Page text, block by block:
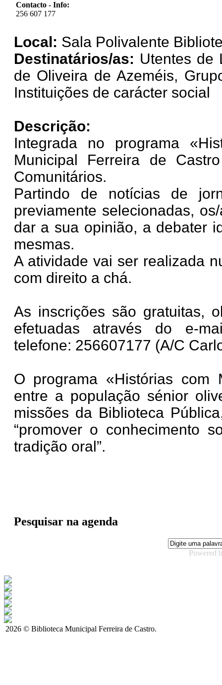
Contacto - Info:
256 607 177
Local: Sala Polivalente
Destinatários/as: Utentes de
de Oliveira de Azeméis,
Instituições de carácter social
Descrição:
Integrada no programa
Municipal Ferreira de
Comunitários.
Partindo de notícias de
previamente selecionadas,
dar a sua opinião, a debater
mesmas.
A atividade vai ser realizada
com direito a chá.
As inscrições são gratuitas,
efetuadas através do e-
telefone: 256607177 (A/C
O programa «Histórias com
entre a população sénior
missões da Biblioteca
“promover o conhecimento
tradição oral”.
Pesquisar na agenda
Powered
2026 © Biblioteca Municipal Ferreira de Castro.